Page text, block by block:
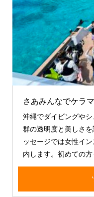
さあみんなでケラ
沖縄でダイビングや
群の透明度と美しさ
ッセージでは女性イ
内します。初めての方